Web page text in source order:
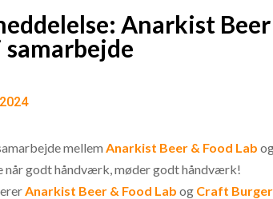
Anarkist
samarbejde
mellemAnarkist Beer & Food Lab
når godt håndværk, møder godt håndværk!
Anarkist Beer & Food Lab og Craft Burger